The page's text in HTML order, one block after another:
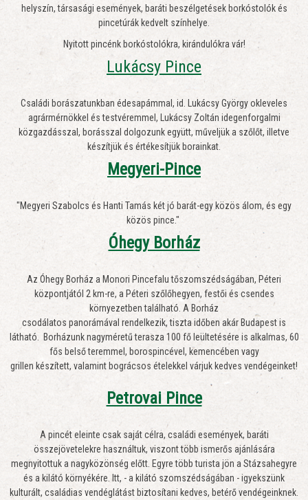
helyszín, társasági események, baráti beszélgetések borkóstolók és
pincetúrák kedvelt színhelye.
Nyitott pincénk borkóstolókra, kirándulókra vár!
Lukácsy Pince
Családi borászatunkban édesapámmal, id. Lukácsy György okleveles
agrármérnökkel és testvéremmel, Lukácsy Zoltán idegenforgalmi
közgazdásszal, borásszal dolgozunk együtt, műveljük a szőlőt, illetve
készítjük és értékesítjük borainkat.
Megyeri-Pince
"Megyeri Szabolcs és Hanti Tamás két jó barát-egy közös álom, és egy
közös pince."
Óhegy Borház
Az Óhegy Borház a Monori Pincefalu tőszomszédságában, Péteri
központjától 2 km-re, a Péteri szőlőhegyen, festői és csendes
környezetben található. A Borház
csodálatos panorámával rendelkezik, tiszta időben akár Budapest is
látható. Borházunk nagyméretű terasza 100 fő leültetésére is alkalmas, 60
fős belső teremmel, borospincével, kemencében vagy
grillen készített, valamint bográcsos ételekkel várjuk kedves vendégeinket!
Petrovai Pince
A pincét eleinte csak saját célra, családi események, baráti
összejövetelekre használtuk, viszont több ismerős ajánlására
megnyitottuk a nagyközönség előtt. Egyre több turista jön a Stázsahegyre
és a kilátó környékére. Itt, - a kilátó szomszédságában - igyekszünk
kulturált, családias vendéglátást biztosítani kedves, betérő vendégeinknek.